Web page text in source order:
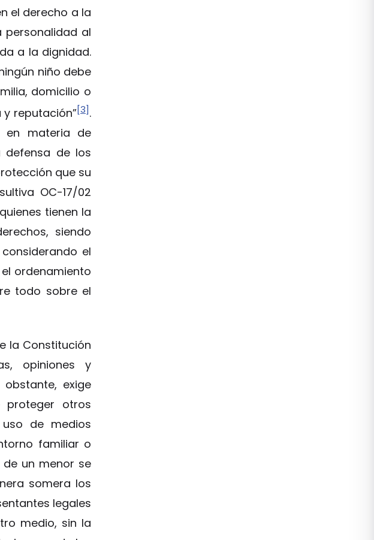
el derecho a la
personalidad al
a la dignidad.
niño debe
domicilio o
reputación”[3].
en materia de
defensa de los
que su
OC-17/02
tienen la
siendo
el
ordenamiento
todo sobre el
la Constitución
opiniones y
exige
proteger otros
de medios
familiar o
un menor se
somera los
legales
medio, sin la